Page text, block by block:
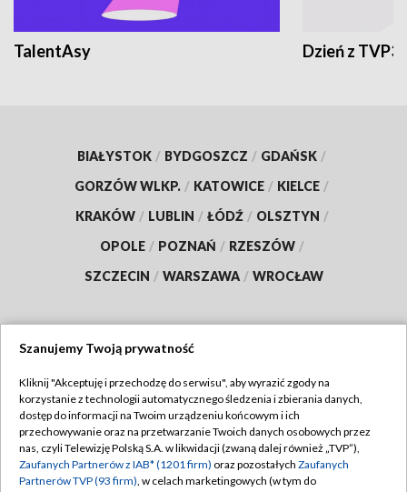
TalentAsy Dzień z TVP3
BIAŁYSTOK / BYDGOSZCZ / GDAŃSK /
GORZÓW WLKP. / KATOWICE / KIELCE /
KRAKÓW / LUBLIN / ŁÓDŹ / OLSZTYN /
OPOLE / POZNAŃ / RZESZÓW /
SZCZECIN / WARSZAWA / WROCŁAW
TVP
Abonament TVP
Emisja w TVP
Regulamin TVP
Polityka prywatności
Szanujemy Twoją prywatność
Kliknij "Akceptuję i przechodzę do serwisu", aby wyrazić zgody na
korzystanie z technologii automatycznego śledzenia i zbierania danych,
dostęp do informacji na Twoim urządzeniu końcowym i ich
przechowywanie oraz na przetwarzanie Twoich danych osobowych przez
nas, czyli Telewizję Polską S.A. w likwidacji (zwaną dalej również „TVP”),
Zaufanych Partnerów z IAB* (1201 firm) oraz pozostałych Zaufanych
Partnerów TVP (93 firm), w celach marketingowych (w tym do